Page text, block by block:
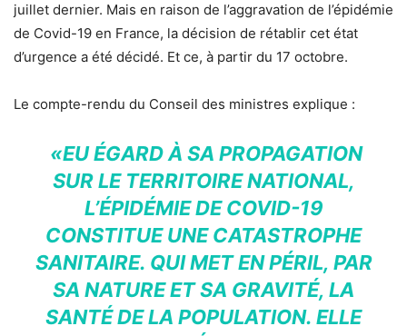
juillet dernier. Mais en raison de l’aggravation de l’épidémie
de Covid-19 en France, la décision de rétablir cet état
d’urgence a été décidé. Et ce, à partir du 17 octobre.
Le compte-rendu du Conseil des ministres explique :
«EU ÉGARD À SA PROPAGATION
SUR LE TERRITOIRE NATIONAL,
L’ÉPIDÉMIE DE COVID-19
CONSTITUE UNE CATASTROPHE
SANITAIRE. QUI MET EN PÉRIL, PAR
SA NATURE ET SA GRAVITÉ, LA
SANTÉ DE LA POPULATION. ELLE